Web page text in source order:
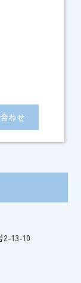
わせ
13-10